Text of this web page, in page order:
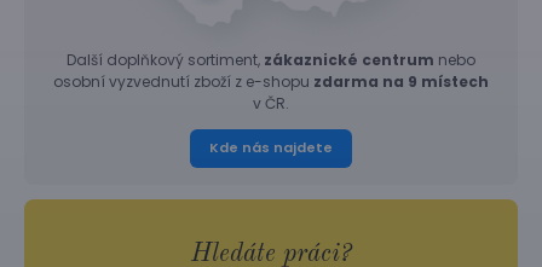
Další doplňkový sortiment, zákaznické centrum nebo
osobní vyzvednutí zboží z e-shopu zdarma na 9 místech
v ČR.
Kde nás najdete
Hledáte práci?